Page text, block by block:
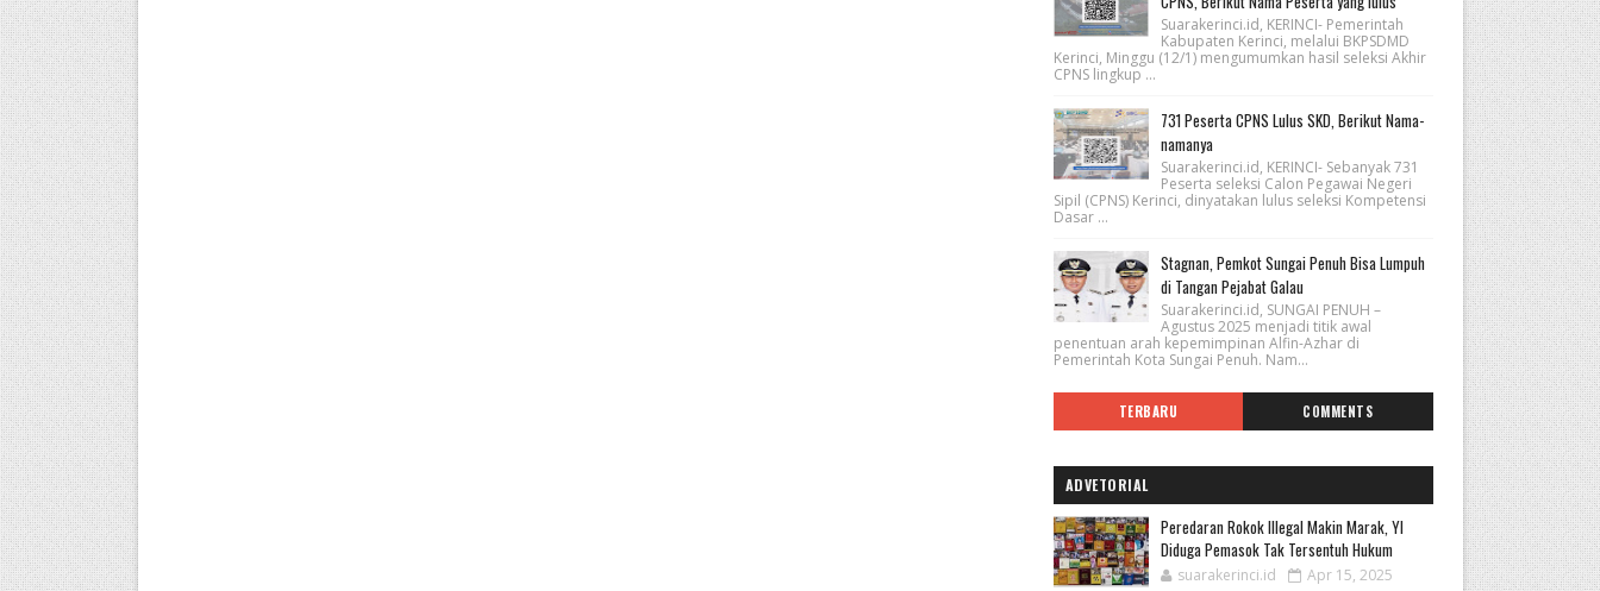
Suarakerinci.id, KERINCI- Pemerintah
Kabupaten Kerinci, melalui BKPSDMD
Kerinci, Minggu (12/1) mengumumkan hasil seleksi Akhir
CPNS lingkup ...
731 Peserta CPNS Lulus SKD, Berikut Nama-
namanya
Suarakerinci.id, KERINCI- Sebanyak 731
Peserta seleksi Calon Pegawai Negeri
Sipil (CPNS) Kerinci, dinyatakan lulus seleksi Kompetensi
Dasar ...
Stagnan, Pemkot Sungai Penuh Bisa Lumpuh
di Tangan Pejabat Galau
Suarakerinci.id, SUNGAI PENUH –
Agustus 2025 menjadi titik awal
penentuan arah kepemimpinan Alfin-Azhar di
Pemerintah Kota Sungai Penuh. Nam...
TERBARU COMMENTS
ADVETORIAL
Peredaran Rokok Illegal Makin Marak, YI
Diduga Pemasok Tak Tersentuh Hukum
suarakerinci.id Apr 15, 2025